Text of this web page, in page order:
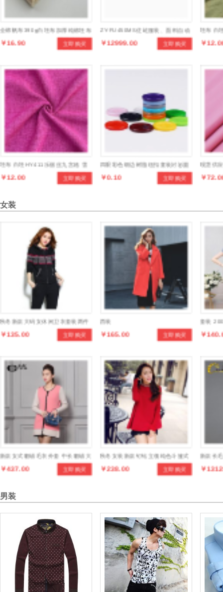
全棉帆布390g白坯布加厚纯棉坯布
白布布料帐篷服装棉帆布立即购买
￥16.90
ZY-FU450MS佐屹服装、面料自动
粘合机小型压布机 烫布机立即购买
￥12999.00
坯布 白
面料 仿
￥
坯布 白坯HY411乐丽丝九宫格 雪
纺面料时装面料女式时装立即购买
￥12.00
四眼彩色细边树脂纽扣童装衬衫圆
形手缝扣细边四眼儿童纽扣装饰扣
立即购买
￥0.10
现货供
超薄冰
￥
女装
秋冬新款大码女休闲卫衣套装两件
套时尚连帽加厚加绒运动套装
立即购买
￥135.00
西装
立即购买
￥165.00
套装
￥
新款女式貂绒毛衣外套 中长貂绒大
衣 立即购买
￥437.00
秋冬女装新款钉钻立领纯色斗篷式
针织衫上衣 立即购买
￥238.00
新款长
圆领中
￥
男装